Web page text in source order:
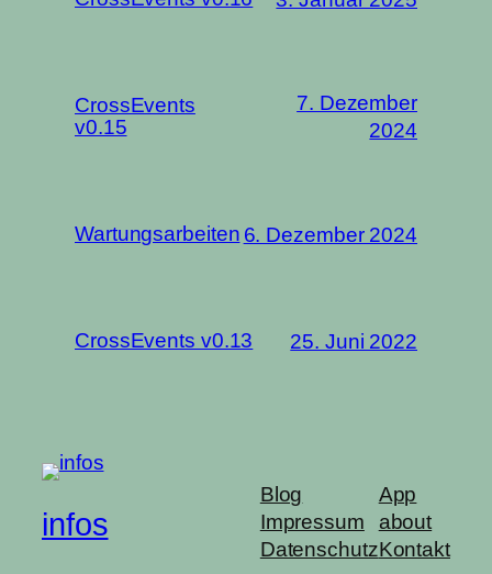
CrossEvents
v0.15
7. Dezember
2024
Wartungsarbeiten 6. Dezember 2024
CrossEvents v0.13 25. Juni 2022
infos
Blog
Impressum
Datenschutz
App
about
Kontakt